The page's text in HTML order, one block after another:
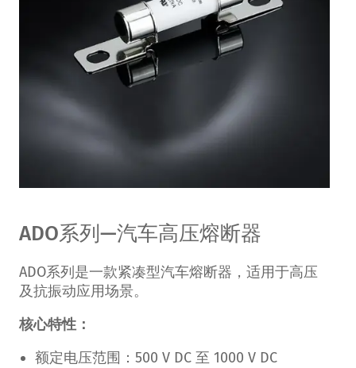
ADO系列—汽车高压熔断器
ADO系列是一款紧凑型汽车熔断器，适用于高压
及抗振动应用场景。
核心特性：
额定电压范围：500 V DC 至 1000 V DC